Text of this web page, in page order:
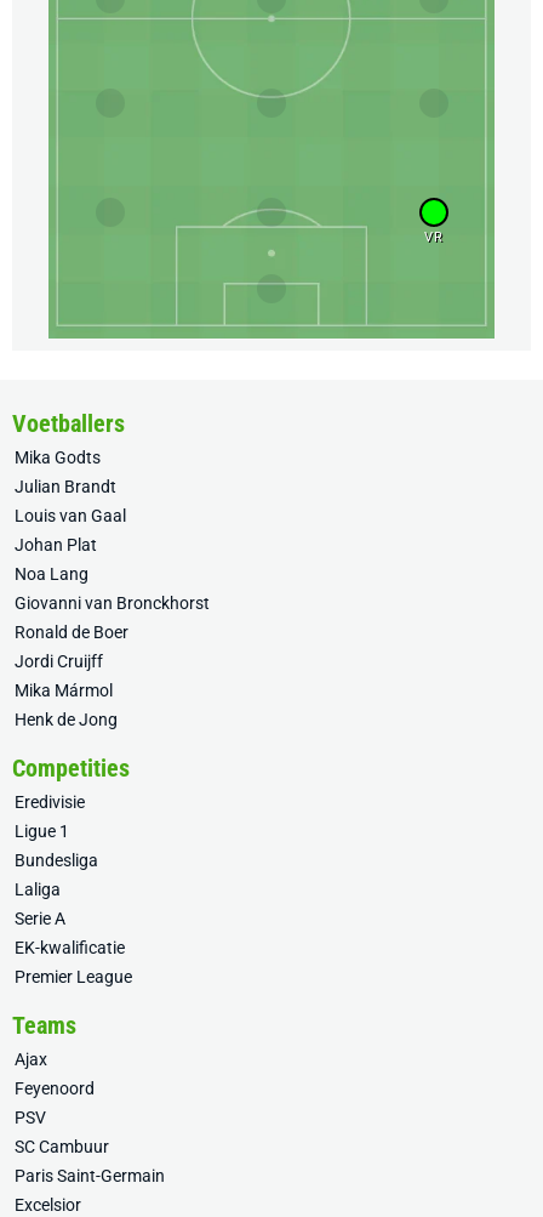
VR
Voetballers
Mika Godts
Julian Brandt
Louis van Gaal
Johan Plat
Noa Lang
Giovanni van Bronckhorst
Ronald de Boer
Jordi Cruijff
Mika Mármol
Henk de Jong
Competities
Eredivisie
Ligue 1
Bundesliga
Laliga
Serie A
EK-kwalificatie
Premier League
Teams
Ajax
Feyenoord
PSV
SC Cambuur
Paris Saint-Germain
Excelsior